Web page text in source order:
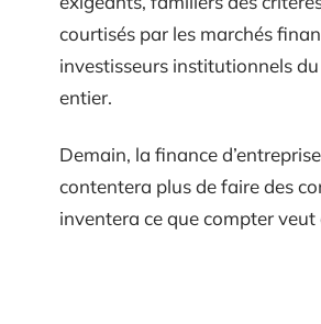
courtisés par les marchés
investisseurs institutionnels
entier.
Demain, la finance
contentera plus de faire des
inventera ce que compter veut